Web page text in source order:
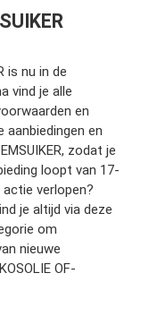
is nu in de
vind je alle
en
aanbiedingen en
zodat je
loopt van 17-
verlopen?
je altijd via deze
om
nieuwe
OF-